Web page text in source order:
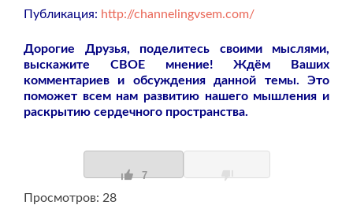
Публикация: http://channelingvsem.com/
Дорогие Друзья, поделитесь своими мыслями,
выскажите СВОЕ мнение! Ждём Ваших
комментариев и обсуждения данной темы. Это
поможет всем нам развитию нашего мышления и
раскрытию сердечного пространства.
7
Просмотров: 28